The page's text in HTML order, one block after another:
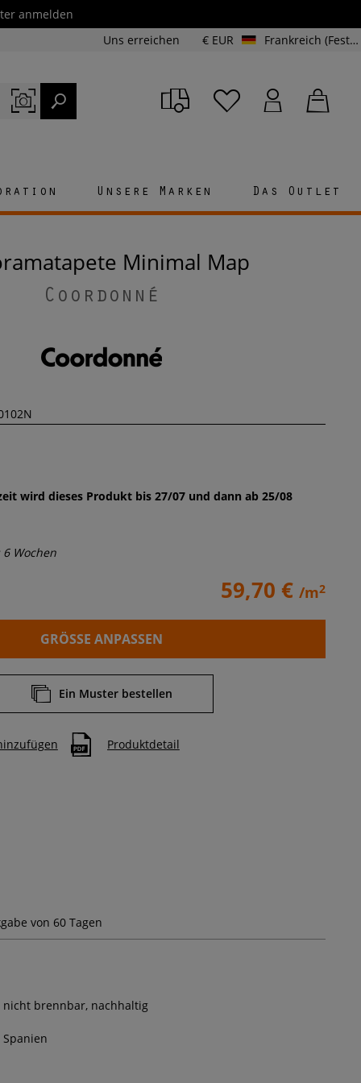
anmelden
Uns erreichen € EUR Frankreich (Festland und Korsika)
Unsere Marken Das Outlet
Minimal Map
Coordonné
wird dieses Produkt bis 27/07 und dann ab 25/08
6 Wochen
59,70 € /m2
GRÖSSE ANPASSEN
Ein Muster bestellen
Produktdetail
von 60 Tagen
nicht brennbar, nachhaltig
Spanien